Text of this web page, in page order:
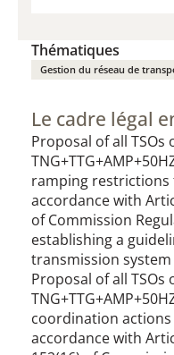
Thématiques
Gestion du réseau de
Le cadre légal
Proposal of all TSOs
ramping
accordance with
of Commission
establishing a
transmission
Proposal of all TSOs
coordination actions
accordance with